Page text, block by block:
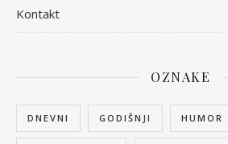
Kontakt
OZNAKE
DNEVNI GODIŠNJI HUMOR